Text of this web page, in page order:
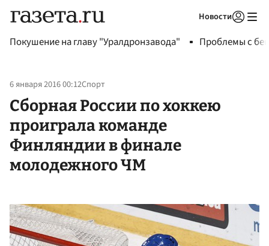
Новости
Покушение на главу "Уралдронзавода" Проблемы с
6 января 2016 00:12Спорт
Сборная России по хоккею
проиграла команде
Финляндии в финале
молодежного ЧМ